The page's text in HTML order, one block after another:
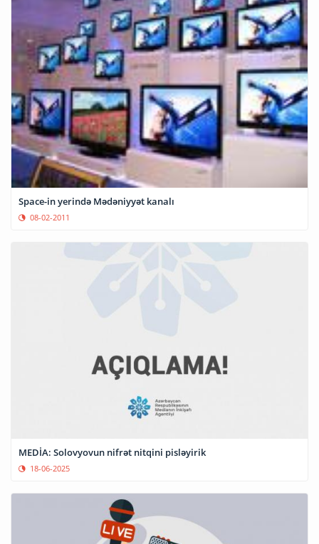
Space-in yerində Mədəniyyət kanalı
08-02-2011
MEDİA: Solovyovun nifrət nitqini pisləyirik
18-06-2025